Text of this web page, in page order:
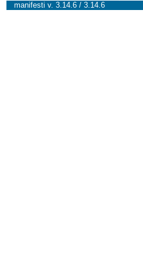
manifesti v. 3.14.6 / 3.14.6